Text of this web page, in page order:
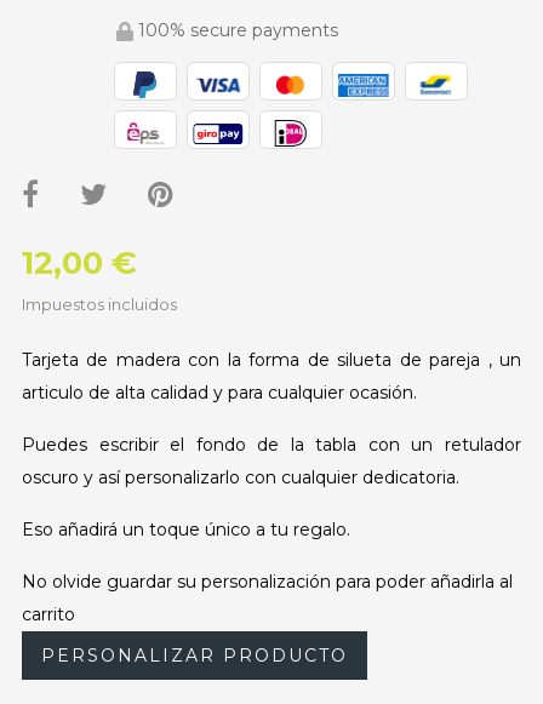
100% secure payments
12,00 €
Impuestos incluidos
Tarjeta de madera con la forma de silueta de pareja , un
articulo de alta calidad y para cualquier ocasión.
Puedes escribir el fondo de la tabla con un retulador
oscuro y así personalizarlo con cualquier dedicatoria.
Eso añadirá un toque único a tu regalo.
No olvide guardar su personalización para poder añadirla al
carrito
PERSONALIZAR PRODUCTO